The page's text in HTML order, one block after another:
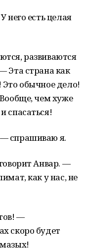
него есть целая
развиваются
Эта страна как
обычное дело!
чем хуже
спасаться!
спрашиваю я.
Анвар. —
как у нас, не
—
скоро будет